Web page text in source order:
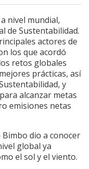
nivel mundial,
de Sustentabilidad.
actores de
los que acordó
retos globales
prácticas, así
y
alcanzar metas
emisiones netas
dio a conocer
global ya
el sol y el viento.